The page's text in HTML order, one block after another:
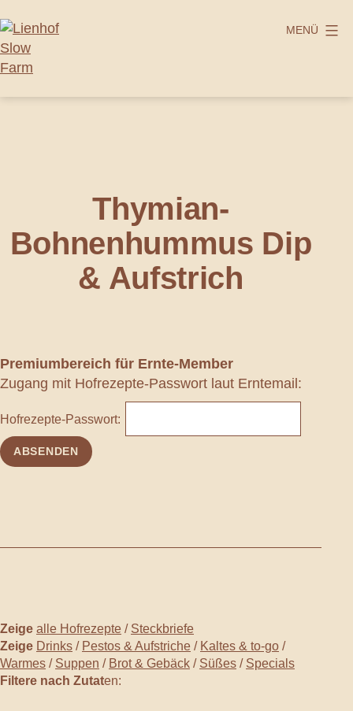
Inhalt
springen
MENÜ
Thymian-
Bohnenhummus Dip
& Aufstrich
Premiumbereich für Ernte-Member
Zugang mit Hofrezepte-Passwort laut Erntemail:
Hofrezepte-Passwort:
Zeige alle Hofrezepte / Steckbriefe
Zeige Drinks / Pestos & Aufstriche / Kaltes & to-go /
Warmes / Suppen / Brot & Gebäck / Süßes / Specials
Filtere nach Zutaten: